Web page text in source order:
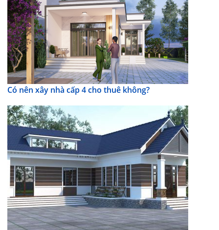
Có nên xây nhà cấp 4 cho thuê không?